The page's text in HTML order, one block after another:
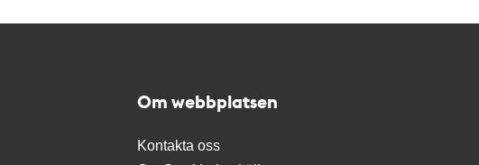
Om webbplatsen
Kontakta oss